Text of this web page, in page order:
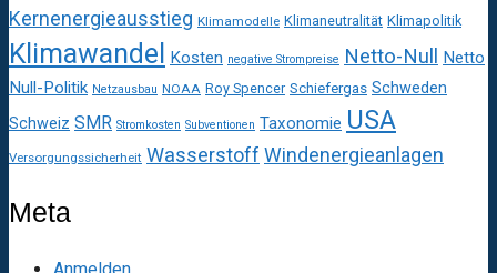
Kernenergieausstieg Klimamodelle Klimaneutralität Klimapolitik
Klimawandel Kosten negative Strompreise Netto-Null Netto
Null-Politik Netzausbau NOAA Roy Spencer Schiefergas Schweden
Schweiz SMR Stromkosten Subventionen Taxonomie USA
Versorgungssicherheit Wasserstoff Windenergieanlagen
Meta